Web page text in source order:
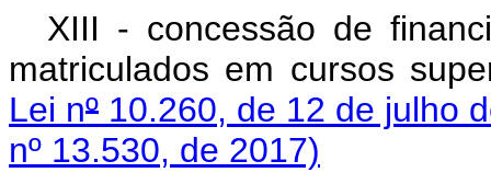
XIII - concessão de
matriculados em cursos
Lei nº 10.260, de 12 de julho
nº 13.530, de 2017)